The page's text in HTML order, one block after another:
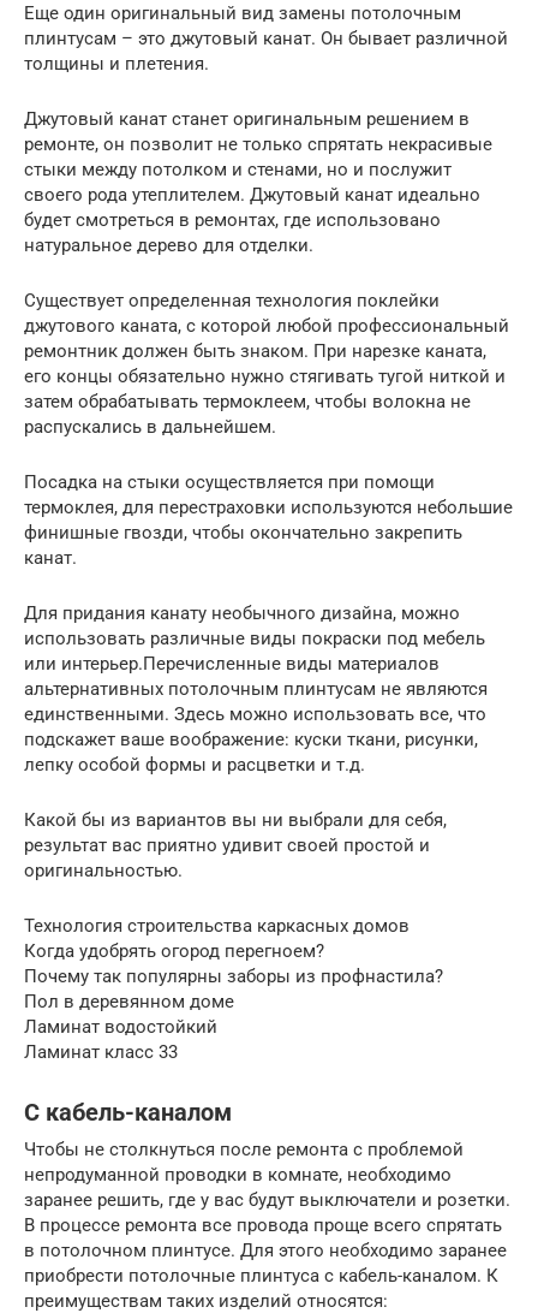
Еще один оригинальный вид замены потолочным
плинтусам – это джутовый канат. Он бывает различной
толщины и плетения.
Джутовый канат станет оригинальным решением в
ремонте, он позволит не только спрятать некрасивые
стыки между потолком и стенами, но и послужит
своего рода утеплителем. Джутовый канат идеально
будет смотреться в ремонтах, где использовано
натуральное дерево для отделки.
Существует определенная технология поклейки
джутового каната, с которой любой профессиональный
ремонтник должен быть знаком. При нарезке каната,
его концы обязательно нужно стягивать тугой ниткой и
затем обрабатывать термоклеем, чтобы волокна не
распускались в дальнейшем.
Посадка на стыки осуществляется при помощи
термоклея, для перестраховки используются небольшие
финишные гвозди, чтобы окончательно закрепить
канат.
Для придания канату необычного дизайна, можно
использовать различные виды покраски под мебель
или интерьер.Перечисленные виды материалов
альтернативных потолочным плинтусам не являются
единственными. Здесь можно использовать все, что
подскажет ваше воображение: куски ткани, рисунки,
лепку особой формы и расцветки и т.д.
Какой бы из вариантов вы ни выбрали для себя,
результат вас приятно удивит своей простой и
оригинальностью.
Технология строительства каркасных домов
Когда удобрять огород перегноем?
Почему так популярны заборы из профнастила?
Пол в деревянном доме
Ламинат водостойкий
Ламинат класс 33
C кабель-каналом
Чтобы не столкнуться после ремонта с проблемой
непродуманной проводки в комнате, необходимо
заранее решить, где у вас будут выключатели и розетки.
В процессе ремонта все провода проще всего спрятать
в потолочном плинтусе. Для этого необходимо заранее
приобрести потолочные плинтуса с кабель-каналом. К
преимуществам таких изделий относятся: